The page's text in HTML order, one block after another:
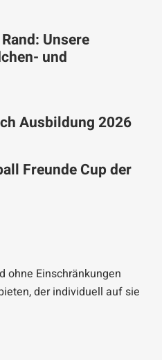
Unsere
und
Ausbildung 2026
Freunde Cup der
ohne Einschränkungen
der individuell auf sie